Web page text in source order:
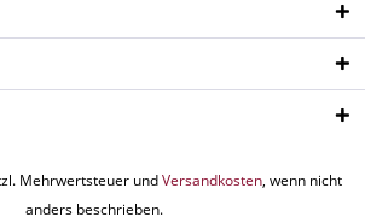
Mehrwertsteuer undVersandkosten, wenn nicht
anders beschrieben.